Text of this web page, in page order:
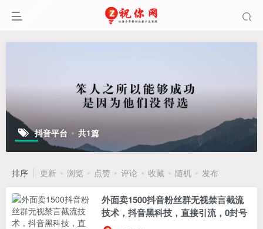
抖音平台 共1篇
排序 更新 浏览 点赞 评论 收藏 随机 发布
外面卖1500抖音粉丝群无视禁言截流
技术，抖音黑科技，直接引流，0封号